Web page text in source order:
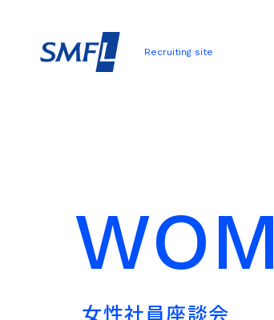
Recruiting site
WOM
女性社員座談会